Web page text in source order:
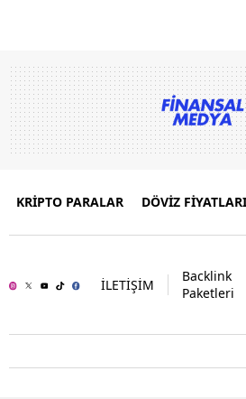
KRİPTO PARALAR DÖVİZ FİYATLARI
İLETİŞİM
Backlink
Paketleri